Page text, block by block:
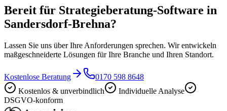
Bereit für Strategieberatung-Software in
Sandersdorf-Brehna?
Lassen Sie uns über Ihre Anforderungen sprechen. Wir entwickeln
maßgeschneiderte Lösungen für Ihre Branche und Ihren Standort.
Kostenlose Beratung
0170 598 8648
Kostenlos & unverbindlich
Individuelle Analyse
DSGVO-konform